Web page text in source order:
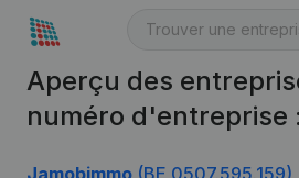
Aperçu des
numéro d'entreprise
Jamobimmo (BE 0507.595.159)